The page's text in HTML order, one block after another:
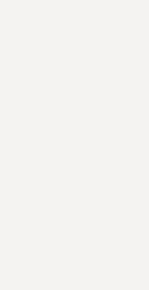
en skillerumsvæg
med fliseklæber.
det-selv-projekter
til limning